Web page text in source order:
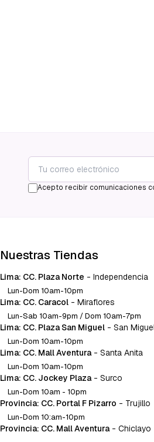
Acepto recibir comunicaciones
Nuestras Tiendas
Lima: CC. Plaza Norte - Independencia
Lun-Dom 10am-10pm
Lima: CC. Caracol - Miraflores
Lun-Sab 10am-9pm / Dom 10am-7pm
Lima: CC. Plaza San Miguel - San Miguel
Lun-Dom 10am-10pm
Lima: CC. Mall Aventura - Santa Anita
Lun-Dom 10am-10pm
Lima: CC. Jockey Plaza - Surco
Lun-Dom 10am - 10pm
Provincia: CC. Portal F Pizarro - Trujillo
Lun-Dom 10:am-10pm
Provincia: CC. Mall Aventura - Chiclayo